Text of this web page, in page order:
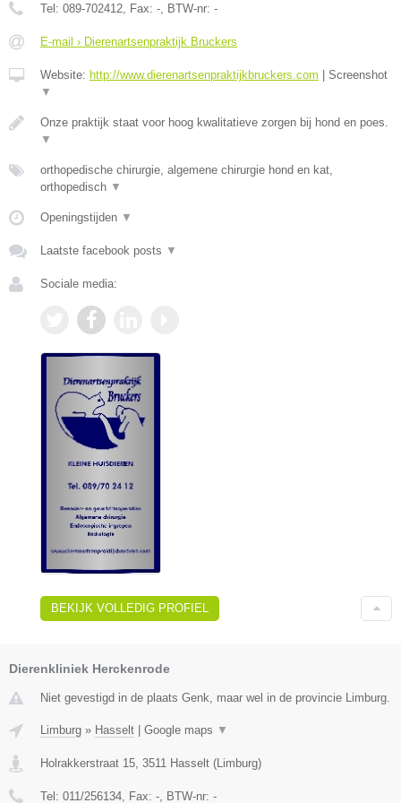
Tel: 089-702412, Fax: -, BTW-nr: -
E-mail › Dierenartsenpraktijk Bruckers
Website: http://www.dierenartsenpraktijkbruckers.com
Screenshot
▼
Onze praktijk staat voor hoog kwalitatieve zorgen bij hond en poes.
▼
orthopedische chirurgie, algemene chirurgie hond en kat,
orthopedisch ▼
Openingstijden ▼
Laatste facebook posts ▼
Sociale media:
BEKIJK VOLLEDIG PROFIEL
Dierenkliniek Herckenrode
Niet gevestigd in de plaats Genk, maar wel in de provincie Limburg.
Limburg » Hasselt Google maps ▼
Holrakkerstraat 15, 3511 Hasselt (Limburg)
Tel: 011/256134, Fax: -, BTW-nr: -